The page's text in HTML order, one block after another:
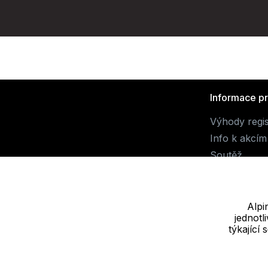
Informace
Výhody
Info k akcím
Soutěž
týkající